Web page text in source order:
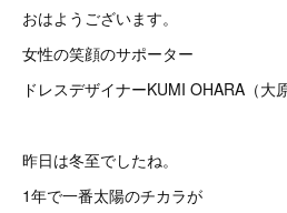
おはようございます。
女性の笑顔のサポーター
ドレスデザイナーKUMI OHARA（大
昨日は冬至でしたね。
1年で一番太陽のチカラが